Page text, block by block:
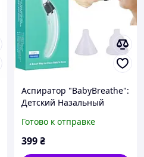
Аспиратор "BabyBreathe":
Детский Назальный
для Новорожденных
UrbanKit
Готово к отправке
399₴